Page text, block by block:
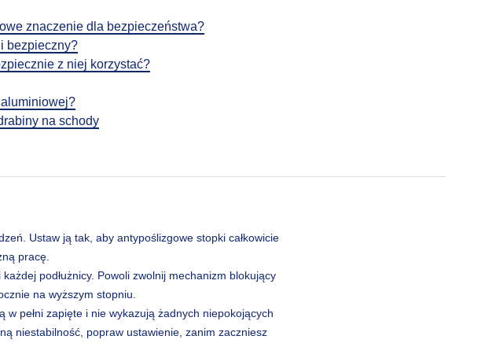
znaczenie dla bezpieczeństwa?
bezpieczny?
z niej korzystać?
na schody
Ustaw ją tak, aby antypoślizgowe stopki całkowicie
pracę.
podłużnicy. Powoli zwolnij mechanizm blokujący
na wyższym stopniu.
pełni zapięte i nie wykazują żadnych niepokojących
niestabilność, popraw ustawienie, zanim zaczniesz